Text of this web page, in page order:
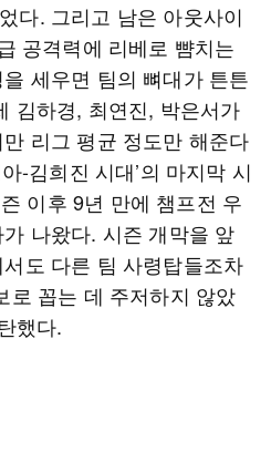
다. 그리고 남은 아웃사이
공격력에 리베로 뺨치는
세우면 팀의 뼈대가 튼튼
김하경, 최연진, 박은서가
리그 평균 정도만 해준다
-김희진 시대’의 마지막 시
이후 9년 만에 챔프전 우
나왔다. 시즌 개막을 앞
도 다른 팀 사령탑들조차
로 꼽는 데 주저하지 않았
했다.